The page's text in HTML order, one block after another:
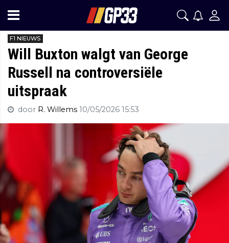
F1 NIEUWS
Will Buxton walgt van George
Russell na controversiële
uitspraak
door R. Willems 10/05/2026 15:53